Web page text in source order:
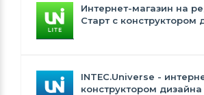
Интернет-магазин на
Старт с конструктором
INTEC.Universe -
конструктором дизайна